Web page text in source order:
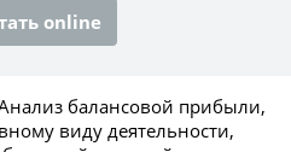
online
балансовой прибыли,
виду деятельности,